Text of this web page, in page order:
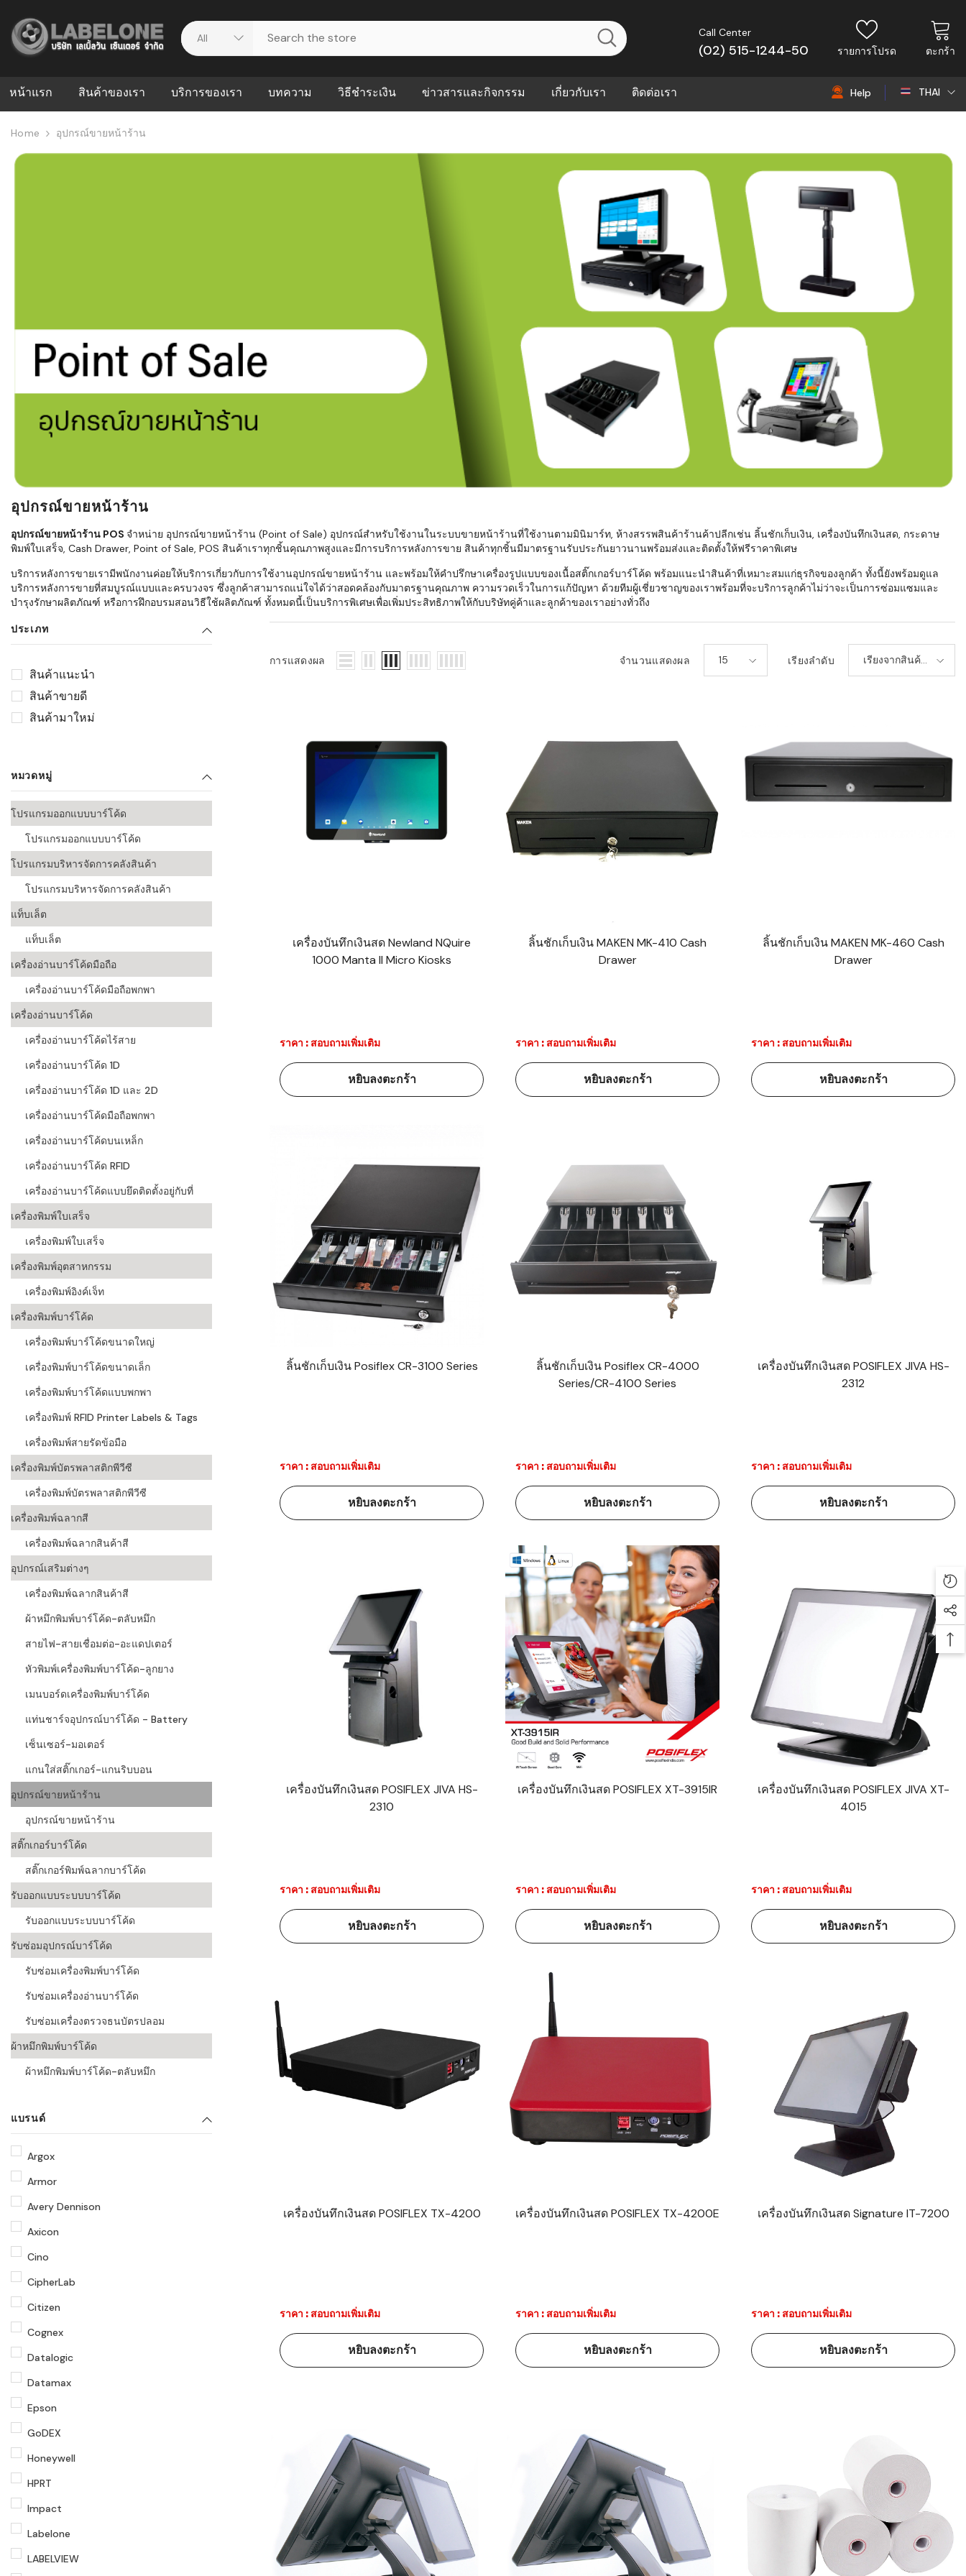
Call Center
(02) 515-1244-50 รายการโปรด ตะกร้า
หน้าแรก สินค้าของเรา บริการของเรา บทความ
บริหารคลังสินค้าที่ช่วยลด
อย่างไร
WMS สำหรับธุรกิจ 3PL,
ค้าส่ง และ E-Commerce:
ลดการหยิบผิด เพิ่ม
ความเร็วในการจัดส่ง
เลือกระบบ WMS: ธุรกิจ
ควรเตรียมข้อมูลอะไรบ้าง
ระบบบาร์โค้ดในธุรกิจขน
ระบบบาร์โค้ดในธุรกิจ
ขายธุรกิจค้าปลีก
ระบบบาร์โค้ดใน
อุตสาหกรรมเสื้อผ้า
ระบบบาร์โค้ดในด้านการ
แพทย์
ระบบบาร์โค้ดในคลัง
วิธีเลือกเครื่องพิมพ์บาร์
เครื่องพิมพ์บาร์โค้ดคือ
อะไร
เครื่องอ่านบาร์โค้ดคือ
ลักษณะของบาร์โค้ด
วิธีชำระเงิน ข่าวสารและกิจกรรม เกี่ยวกับเรา
FAQs
Our Customer
ติดต่อเรา Help THAI
EN
Home อุปกรณ์ขายหน้าร้าน
อุปกรณ์ขายหน้าร้าน
อุปกรณ์ขายหน้าร้าน POS จำหน่าย อุปกรณ์ขายหน้าร้าน (Point of Sale) อุปกรณ์สำหรับใช้งานในระบบขายหน้าร้านที่ใช้งานตามมินิมาร์ท, ห้างสรรพสินค้าร้านค้าปลีกเช่น ลิ้นชักเก็บเงิน, เครื่องบันทึกเงินสด, กระดาษ
พิมพ์ใบเสร็จ, Cash Drawer, Point of Sale, POS สินค้าเราทุกชิ้นคุณภาพสูงและมีการบริการหลังการขาย สินค้าทุกชิ้นมีมาตรฐานรับประกันยาวนานพร้อมส่งและติดตั้งให้ฟรีราคาพิเศษ
บริการหลังการขายเรามีพนักงานค่อยให้บริการเกี่ยวกับการใช้งานอุปกรณ์ขายหน้าร้าน และพร้อมให้คำปรึกษาเครื่องรูปแบบของเนื้อสติ๊กเกอร์บาร์โค้ด พร้อมแนะนำสินค้าที่เหมาะสมแก่ธุรกิจของลูกค้า ทั้งนี้ยังพร้อมดูแล
บริการหลังการขายที่สมบูรณ์แบบและครบวงจร ซึ่งลูกค้าสามารถแน่ใจได้ว่าสอดคล้องกับมาตรฐานคุณภาพ ความรวดเร็วในการแก้ปัญหา ด้วยทีมผู้เชี่ยวชาญของเราพร้อมที่จะบริการลูกค้าไม่ว่าจะเป็นการซ่อมแซมและ
บำรุงรักษาผลิตภัณฑ์ หรือการฝึกอบรมสอนวิธีใช้ผลิตภัณฑ์ ทั้งหมดนี้เป็นบริการพิเศษเพื่อเพิ่มประสิทธิภาพให้กับบริษัทคู่ค้าและลูกค้าของเราอย่างทั่วถึง
ประเภท
สินค้าแนะนำ
สินค้าขายดี
สินค้ามาใหม่
หมวดหมู่
โปรแกรมออกแบบบาร์โค้ด
โปรแกรมออกแบบบาร์โค้ด
โปรแกรมบริหารจัดการคลังสินค้า
โปรแกรมบริหารจัดการคลังสินค้า
แท็บเล็ต
แท็บเล็ต
เครื่องอ่านบาร์โค้ดมือถือ
เครื่องอ่านบาร์โค้ดมือถือพกพา
เครื่องอ่านบาร์โค้ด
เครื่องอ่านบาร์โค้ดไร้สาย
เครื่องอ่านบาร์โค้ด 1D
เครื่องอ่านบาร์โค้ด 1D และ 2D
เครื่องอ่านบาร์โค้ดมือถือพกพา
เครื่องอ่านบาร์โค้ดบนเหล็ก
เครื่องอ่านบาร์โค้ด RFID
เครื่องอ่านบาร์โค้ดแบบยึดติดตั้งอยู่กับที่
เครื่องพิมพ์ใบเสร็จ
เครื่องพิมพ์ใบเสร็จ
เครื่องพิมพ์อุตสาหกรรม
เครื่องพิมพ์อิงค์เจ็ท
เครื่องพิมพ์บาร์โค้ด
เครื่องพิมพ์บาร์โค้ดขนาดใหญ่
เครื่องพิมพ์บาร์โค้ดขนาดเล็ก
เครื่องพิมพ์บาร์โค้ดแบบพกพา
เครื่องพิมพ์ RFID Printer Labels & Tags
เครื่องพิมพ์สายรัดข้อมือ
เครื่องพิมพ์บัตรพลาสติกพีวีซี
เครื่องพิมพ์บัตรพลาสติกพีวีซี
เครื่องพิมพ์ฉลากสี
เครื่องพิมพ์ฉลากสินค้าสี
อุปกรณ์เสริมต่างๆ
เครื่องพิมพ์ฉลากสินค้าสี
ผ้าหมึกพิมพ์บาร์โค้ด-ตลับหมึก
สายไฟ-สายเชื่อมต่อ-อะแดปเตอร์
หัวพิมพ์เครื่องพิมพ์บาร์โค้ด-ลูกยาง
เมนบอร์ดเครื่องพิมพ์บาร์โค้ด
แท่นชาร์จอุปกรณ์บาร์โค้ด - Battery
เซ็นเซอร์-มอเตอร์
แกนใส่สติ๊กเกอร์-แกนริบบอน
อุปกรณ์ขายหน้าร้าน
อุปกรณ์ขายหน้าร้าน
สติ๊กเกอร์บาร์โค้ด
สติ๊กเกอร์พิมพ์ฉลากบาร์โค้ด
รับออกแบบระบบบาร์โค้ด
รับออกแบบระบบบาร์โค้ด
รับซ่อมอุปกรณ์บาร์โค้ด
รับซ่อมเครื่องพิมพ์บาร์โค้ด
รับซ่อมเครื่องอ่านบาร์โค้ด
รับซ่อมเครื่องตรวจธนบัตรปลอม
ผ้าหมึกพิมพ์บาร์โค้ด
ผ้าหมึกพิมพ์บาร์โค้ด-ตลับหมึก
แบรนด์
Argox
Armor
Avery Dennison
Axicon
Cino
CipherLab
Citizen
Cognex
Datalogic
Datamax
Epson
GoDEX
Honeywell
HPRT
Impact
Labelone
LABELVIEW
การแสดงผล จำนวนแสดงผล 15 เรียงลำดับ
เรียงจากสินค้า
ใหม่-เก่า
เครื่องบันทึกเงินสด Newland NQuire
1000 Manta II Micro Kiosks
ราคา : สอบถามเพิ่มเติม
หยิบลงตะกร้า
ลิ้นชักเก็บเงิน MAKEN MK-410 Cash
Drawer
ราคา : สอบถามเพิ่มเติม
หยิบลงตะกร้า
ลิ้นชักเก็บเงิน MAKEN MK-460 Cash
Drawer
ราคา : สอบถามเพิ่มเติม
หยิบลงตะกร้า
ลิ้นชักเก็บเงิน Posiflex CR-3100 Series
ราคา : สอบถามเพิ่มเติม
หยิบลงตะกร้า
ลิ้นชักเก็บเงิน Posiflex CR-4000
Series/CR-4100 Series
ราคา : สอบถามเพิ่มเติม
หยิบลงตะกร้า
เครื่องบันทึกเงินสด POSIFLEX JIVA HS-
2312
ราคา : สอบถามเพิ่มเติม
หยิบลงตะกร้า
เครื่องบันทึกเงินสด POSIFLEX JIVA HS-
2310
ราคา : สอบถามเพิ่มเติม
หยิบลงตะกร้า
เครื่องบันทึกเงินสด POSIFLEX XT-3915IR
ราคา : สอบถามเพิ่มเติม
หยิบลงตะกร้า
เครื่องบันทึกเงินสด POSIFLEX JIVA XT-
4015
ราคา : สอบถามเพิ่มเติม
หยิบลงตะกร้า
เครื่องบันทึกเงินสด POSIFLEX TX-4200
ราคา : สอบถามเพิ่มเติม
หยิบลงตะกร้า
เครื่องบันทึกเงินสด POSIFLEX TX-4200E
ราคา : สอบถามเพิ่มเติม
หยิบลงตะกร้า
เครื่องบันทึกเงินสด Signature IT-7200
ราคา : สอบถามเพิ่มเติม
หยิบลงตะกร้า